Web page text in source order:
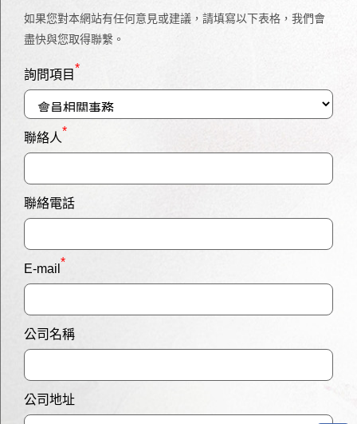
如果您對本網站有任何意見或建議，請填寫以下表格，我們會
盡快與您取得聯繫。
詢問項目*
聯絡人*
聯絡電話
E-mail *
公司名稱
公司地址